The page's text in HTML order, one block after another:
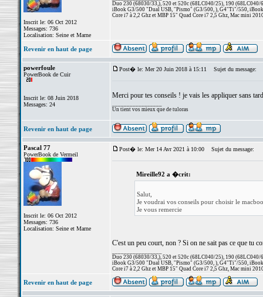
Inscrit le: 06 Oct 2012
Messages: 736
Localisation: Seine et Marne
Duo 230 (68030/33,), 520 et 520c (68LC040/25), 190 (68LC040/
iBook G3/500 "Dual USB, "Pismo" (G3/500, ), G4"Ti"/550,
Core i7 à 2,2 Ghz et MBP 15" Quad Core i7 2,5 Ghz, Mac mini
Revenir en haut de page
powerfoule
PowerBook de Cuir
Inscrit le: 08 Juin 2018
Messages: 24
Post� le: Mer 20 Juin 2018 à 15:11 Sujet du message:
Merci pour tes conseils ! je vais les appliquer sans
Un tient vos mieux que de tuloras
Revenir en haut de page
Pascal 77
PowerBook de Vermeil
Inscrit le: 06 Oct 2012
Messages: 736
Localisation: Seine et Marne
Post� le: Mer 14 Avr 2021 à 10:00 Sujet du message:
Mireille92 a �crit:
Salut,
Je voudrai vos conseils pour choisir le
Je vous remercie
C'est un peu court, non ? Si on ne sait pas ce que tu
Duo 230 (68030/33,), 520 et 520c (68LC040/25), 190 (68LC040/
iBook G3/500 "Dual USB, "Pismo" (G3/500, ), G4"Ti"/550,
Core i7 à 2,2 Ghz et MBP 15" Quad Core i7 2,5 Ghz, Mac mini
Revenir en haut de page